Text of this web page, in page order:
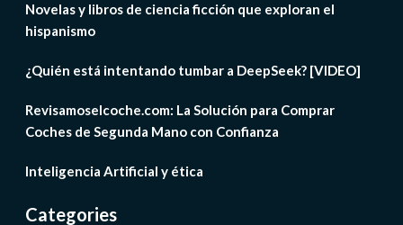
Novelas y libros de ciencia ficción que exploran el
hispanismo
¿Quién está intentando tumbar a DeepSeek? [VIDEO]
Revisamoselcoche.com: La Solución para Comprar
Coches de Segunda Mano con Confianza
Inteligencia Artificial y ética
Categories